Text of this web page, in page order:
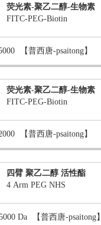
荧光素-聚乙二醇-生物素
FITC-PEG-Biotin
【普西唐-psaitong】
荧光素-聚乙二醇-生物素
FITC-PEG-Biotin
【普西唐-psaitong】
四臂 聚乙二醇 活性酯
4 Arm PEG NHS
Da 【普西唐-psaitong】